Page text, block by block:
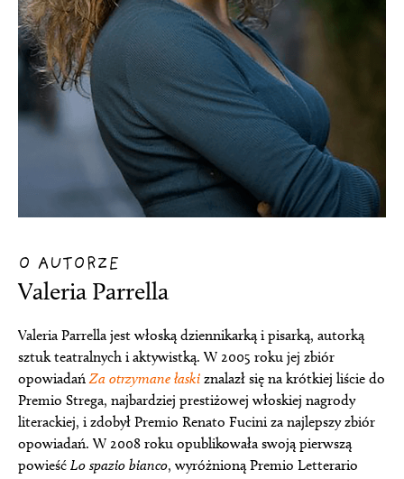
O AUTORZE
Valeria Parrella
Valeria Parrella jest włoską dziennikarką i pisarką, autorką
sztuk teatralnych i aktywistką. W 2005 roku jej zbiór
opowiadańZa otrzymane łaski znalazł się na krótkiej liście do
Premio Strega, najbardziej prestiżowej włoskiej nagrody
literackiej, i zdobył Premio Renato Fucini za najlepszy zbiór
opowiadań. W 2008 roku opublikowała swoją pierwszą
powieść Lo spazio bianco, wyróżnioną Premio Letterario